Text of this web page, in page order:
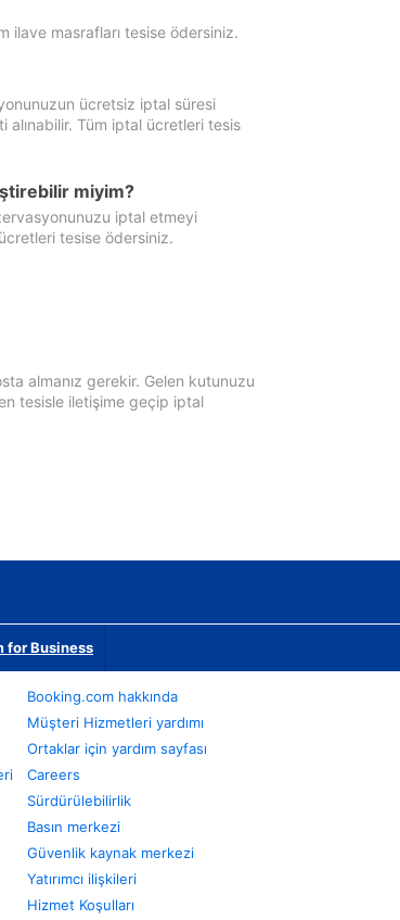
ilave masrafları tesise ödersiniz.
ücretsiz iptal süresi
Tüm iptal ücretleri tesis
miyim?
iptal etmeyi
tesise ödersiniz.
almanız gerekir. Gelen kutunuzu
tesisle iletişime geçip iptal
for Business
Booking.com hakkında
Müşteri Hizmetleri yardımı
Ortaklar için yardım sayfası
Careers
Sürdürülebilirlik
Basın merkezi
Güvenlik kaynak merkezi
Yatırımcı ilişkileri
Hizmet Koşulları